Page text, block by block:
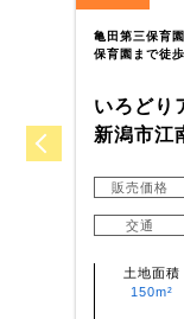
亀田第三保育
保育園まで徒
いろどり
新潟市江
販売価格
交通
土地面積
150m²